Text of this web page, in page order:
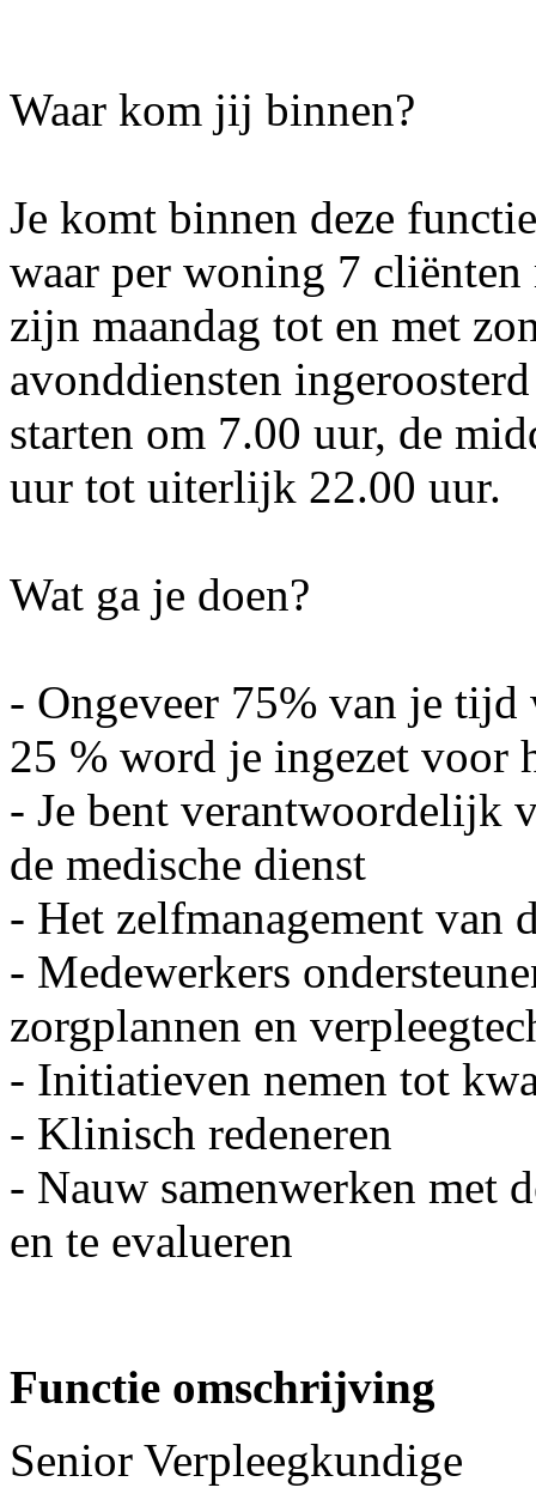
Waar kom jij binnen?
Je komt binnen deze
waar per woning 7 cliënten
zijn maandag tot en met
avonddiensten
starten om 7.00 uur, de
uur tot uiterlijk 22.00 uur.
Wat ga je doen?
- Ongeveer 75% van je tijd
25 % word je ingezet voor
- Je bent verantwoordelijk
de medische dienst
- Het zelfmanagement van
- Medewerkers
zorgplannen en
- Initiatieven nemen tot
- Klinisch redeneren
- Nauw samenwerken met
en te evalueren
Functie omschrijving
Senior Verpleegkundige